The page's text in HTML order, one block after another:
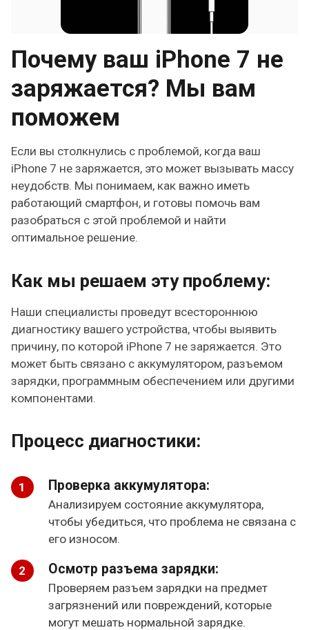
Почему ваш iPhone 7 не
заряжается? Мы вам
поможем
Если вы столкнулись с проблемой, когда ваш
iPhone 7 не заряжается, это может вызывать массу
неудобств. Мы понимаем, как важно иметь
работающий смартфон, и готовы помочь вам
разобраться с этой проблемой и найти
оптимальное решение.
Как мы решаем эту проблему:
Наши специалисты проведут всестороннюю
диагностику вашего устройства, чтобы выявить
причину, по которой iPhone 7 не заряжается. Это
может быть связано с аккумулятором, разъемом
зарядки, программным обеспечением или другими
компонентами.
Процесс диагностики:
Проверка аккумулятора:
Анализируем состояние аккумулятора,
чтобы убедиться, что проблема не связана с
его износом.
Осмотр разъема зарядки:
Проверяем разъем зарядки на предмет
загрязнений или повреждений, которые
могут мешать нормальной зарядке.